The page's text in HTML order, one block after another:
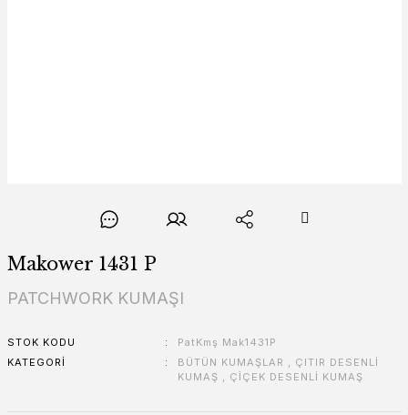
Makower 1431 P
PATCHWORK KUMAŞI
STOK KODU
PatKmş Mak1431P
KATEGORI
BÜTÜN KUMAŞLAR , ÇITIR DESENLİ
KUMAŞ , ÇİÇEK DESENLİ KUMAŞ